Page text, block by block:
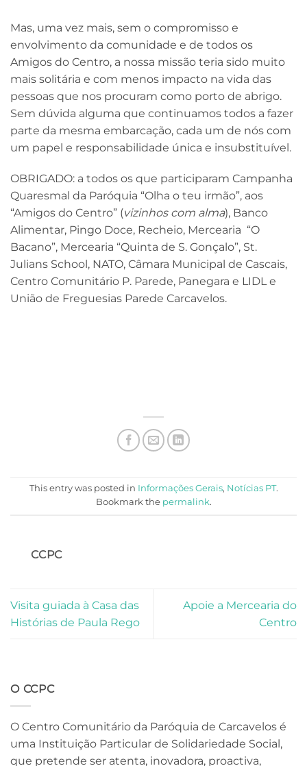
Mas, uma vez mais, sem o compromisso e
envolvimento da comunidade e de todos os
Amigos do Centro, a nossa missão teria sido muito
mais solitária e com menos impacto na vida das
pessoas que nos procuram como porto de abrigo.
Sem dúvida alguma que continuamos todos a fazer
parte da mesma embarcação, cada um de nós com
um papel e responsabilidade única e insubstituível.
OBRIGADO: a todos os que participaram Campanha
Quaresmal da Paróquia “Olha o teu irmão”, aos
“Amigos do Centro” (vizinhos com alma), Banco
Alimentar, Pingo Doce, Recheio, Mercearia “O
Bacano”, Mercearia “Quinta de S. Gonçalo”, St.
Julians School, NATO, Câmara Municipal de Cascais,
Centro Comunitário P. Parede, Panegara e LIDL e
União de Freguesias Parede Carcavelos.
This entry was posted in Informações Gerais, Notícias PT.
Bookmark the permalink.
CCPC
Visita guiada à Casa das
Histórias de Paula Rego
Apoie a Mercearia do
Centro
O CCPC
O Centro Comunitário da Paróquia de Carcavelos é
uma Instituição Particular de Solidariedade Social,
que pretende ser atenta, inovadora, proactiva,